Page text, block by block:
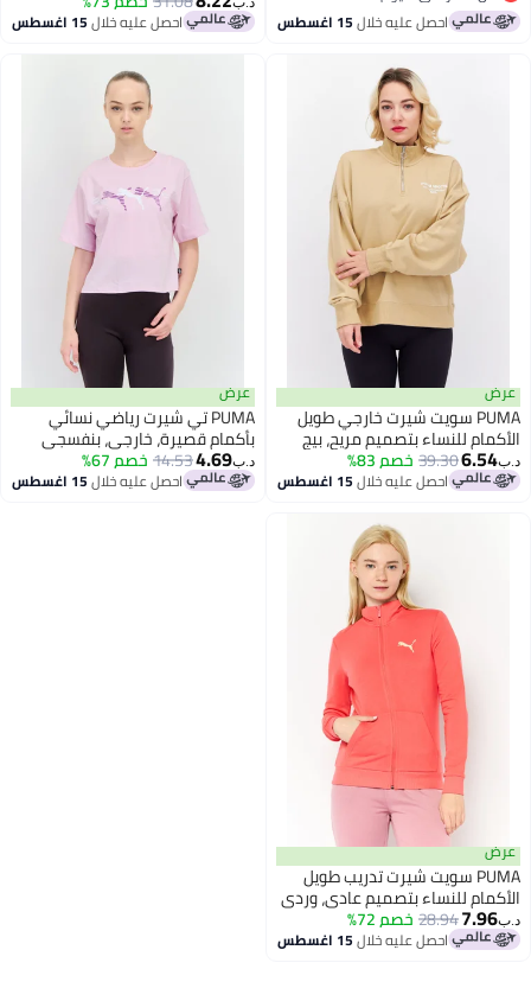
سعر في 7 يوماحصل عليه خلال15 اغسطس احصل عليه خلال15 اغسطس
PUMA سويت شيرت خارجي طويل
للنساء بتصميم مريح، بيج
39.30خصم 83%
احصل عليه خلال15 اغسطس
عرض
PUMA تي شيرت رياضي نسائي
بأكمام قصيرة، خارجي، بنفسجي
4.69
14.53خصم 67%
احصل عليه خلال15 اغسطس
PUMA سويت شيرت تدريب طويل
للنساء بتصميم عادي، وردي
28.94خصم 72%
احصل عليه خلال15 اغسطس